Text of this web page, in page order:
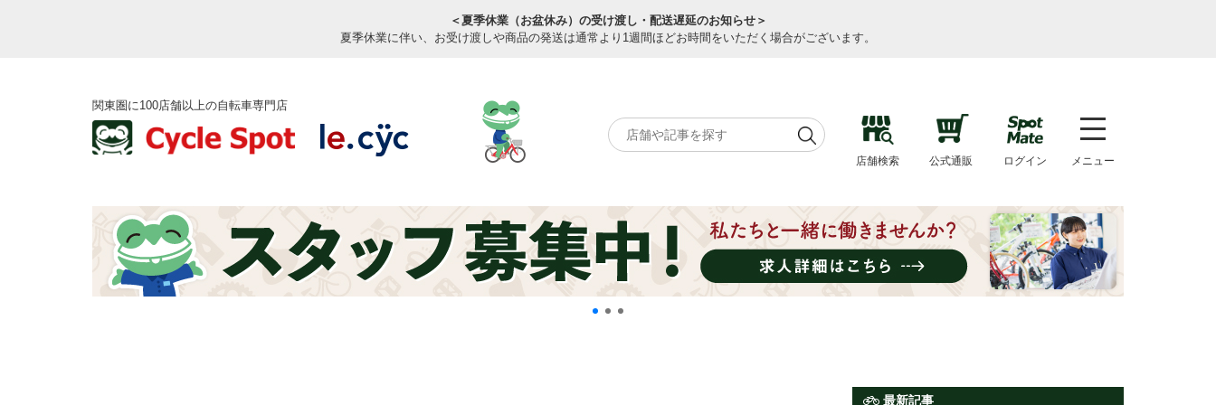
＜夏季休業（お盆休み）の受け渡し・配送遅延のお知らせ＞
夏季休業に伴い、お受け渡しや商品の発送は通常より1週間ほどお時間をいただく場合がございます。
関東圏に100店舗以上の自転車専門店
店舗検索 公式通販 ログイン メニュー
最新記事